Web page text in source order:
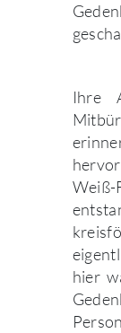
Ihre
Weiß-
hier